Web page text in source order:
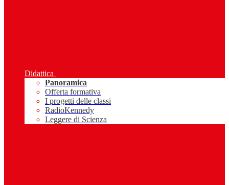
Didattica
Panoramica
Offerta formativa
I progetti delle classi
RadioKennedy
Leggere di Scienza